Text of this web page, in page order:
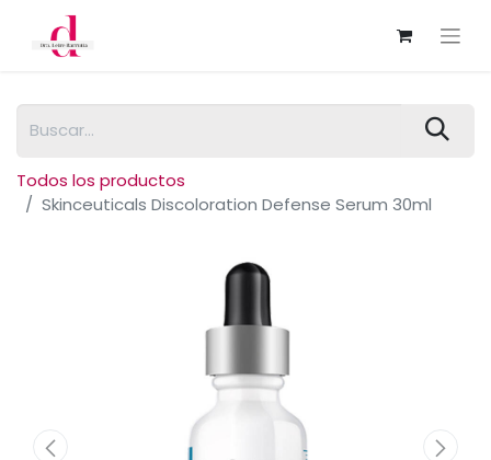
Todos los productos
Skinceuticals Discoloration Defense Serum 30ml